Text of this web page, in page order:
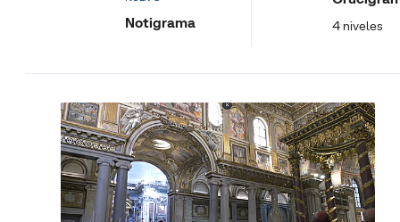
Notigrama 4 niveles